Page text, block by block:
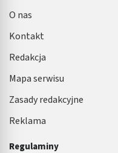
Regulaminy
O nas
Kontakt
Redakcja
Mapa serwisu
Zasady redakcyjne
Reklama